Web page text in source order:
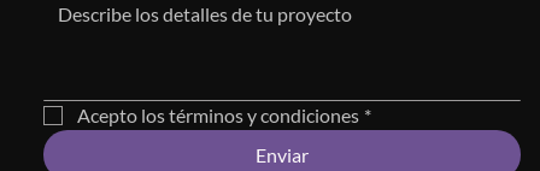
Acepto los términos y condiciones *
Enviar